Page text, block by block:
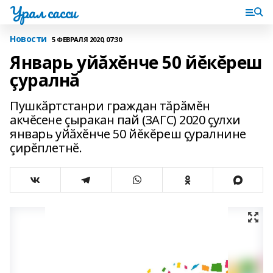
Урал сасси
Новости 5 ФЕВРАЛЯ 2020, 07:30
Январь уйăхĕнче 50 йĕкĕреш
çуралнă
Пушкăртстанри граждан тăрăмĕн
акчĕсене çыракан пай (ЗАГС) 2020 çулхи
январь уйăхĕнче 50 йĕкĕреш çуралнине
çирĕплетнĕ.